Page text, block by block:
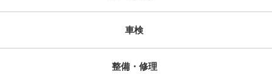
車検
整備・修理